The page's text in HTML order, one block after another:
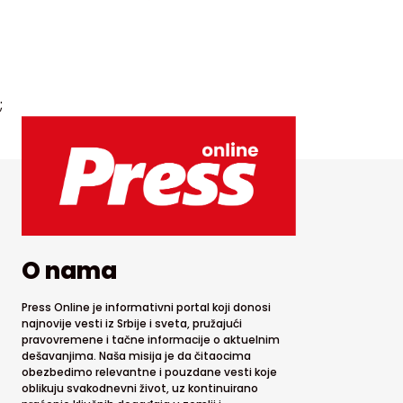
;
O nama
Press Online je informativni portal koji donosi
najnovije vesti iz Srbije i sveta, pružajući
pravovremene i tačne informacije o aktuelnim
dešavanjima. Naša misija je da čitaocima
obezbedimo relevantne i pouzdane vesti koje
oblikuju svakodnevni život, uz kontinuirano